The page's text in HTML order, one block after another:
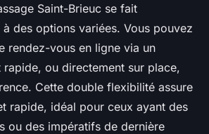
Saint-Brieuc se fait
des options variées. Vous pouvez
rendez-vous en ligne via un
rapide, ou directement sur place,
Cette double flexibilité assure
rapide, idéal pour ceux ayant des
ou des impératifs de dernière